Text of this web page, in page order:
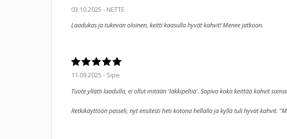
03.10.2025 - NETTE
Laadukas ja tukevan oloinen, keitti kaasulla hyvät kahvit! Menee jatkoon.
11.09.2025 - Sipe
Tuote yllätti laadulla, ei ollut mitään 'läkkipeltiä'. Sopiva koko keittää kahvit
Retkikäyttöön passeli, nyt ensitesti heti kotona hellalla ja kyllä tuli hyvät kahvit.